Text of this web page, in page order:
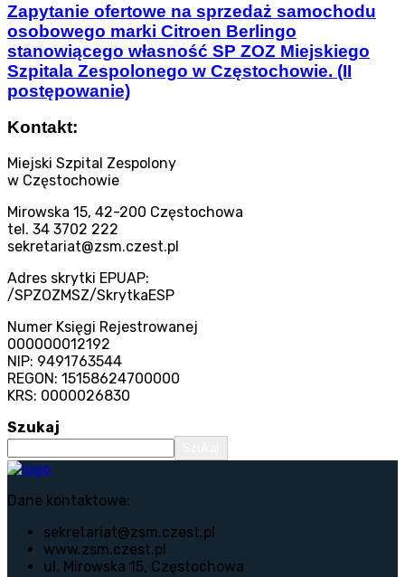
Zapytanie ofertowe na sprzedaż samochodu
osobowego marki Citroen Berlingo
stanowiącego własność SP ZOZ Miejskiego
Szpitala Zespolonego w Częstochowie. (II
postępowanie)
Kontakt:
Miejski Szpital Zespolony
w Częstochowie
Mirowska 15, 42-200 Częstochowa
tel. 34 3702 222
sekretariat@zsm.czest.pl
Adres skrytki EPUAP:
/SPZOZMSZ/SkrytkaESP
Numer Księgi Rejestrowanej
000000012192
NIP: 9491763544
REGON: 15158624700000
KRS: 0000026830
Szukaj
Dane kontaktowe:
sekretariat@zsm.czest.pl
www.zsm.czest.pl
ul. Mirowska 15, Częstochowa